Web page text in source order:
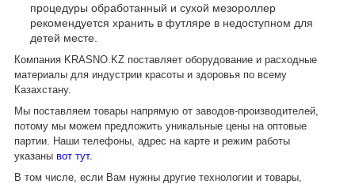
процедуры обработанный и сухой мезороллер
рекомендуется хранить в футляре в недоступном для
детей месте.
Компания KRASNO KZ поставляет оборудование и расходные
материалы для индустрии красоты и здоровья по всему
Казахстану.
Мы поставляем товары напрямую от заводов-производителей,
потому мы можем предложить уникальные цены на оптовые
партии. Наши телефоны, адрес на карте и режим работы
указаны вот тут.
В том числе, если Вам нужны другие технологии и товары,